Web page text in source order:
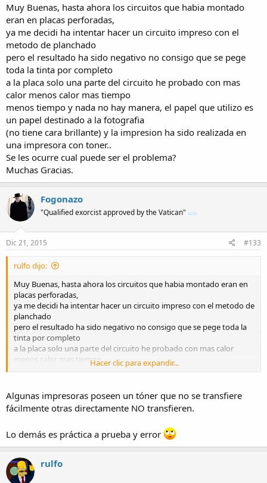
Muy Buenas, hasta ahora los circuitos que habia montado
eran en placas perforadas,
ya me decidi ha intentar hacer un circuito impreso con el
metodo de planchado
pero el resultado ha sido negativo no consigo que se pege
toda la tinta por completo
a la placa solo una parte del circuito he probado con mas
calor menos calor mas tiempo
menos tiempo y nada no hay manera, el papel que utilizo es
un papel destinado a la fotografia
(no tiene cara brillante) y la impresion ha sido realizada en
una impresora con toner..
Se les ocurre cual puede ser el problema?
Muchas Gracias.
Fogonazo
"Qualified exorcist approved by the Vatican"
Dic 21, 2015 #133
rulfo dijo:
Muy Buenas, hasta ahora los circuitos que habia montado eran en
placas perforadas,
ya me decidi ha intentar hacer un circuito impreso con el metodo de
planchado
pero el resultado ha sido negativo no consigo que se pege toda la
tinta por completo
a la placa solo una parte del circuito he probado con mas calor
menos calor mas tiempo
menos tiempo y nada no hay manera, el papel que utilizo es un
(no tiene cara brillante) y la impresion ha sido realizada en una
impresora con toner..
Se les ocurre cual puede ser el problema?
Hacer clic para expandir...
Algunas impresoras poseen un tóner que no se transfiere
fácilmente otras directamente NO transfieren.
Lo demás es práctica a prueba y error
rulfo